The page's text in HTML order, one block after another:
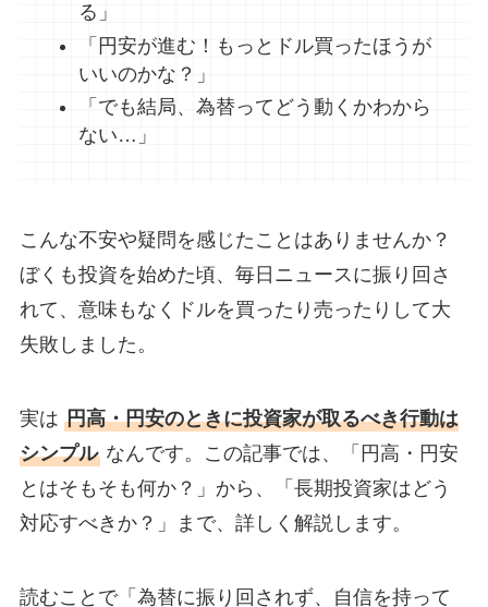
る」
「円安が進む！もっとドル買ったほうが
いいのかな？」
「でも結局、為替ってどう動くかわから
ない…」
こんな不安や疑問を感じたことはありませんか？
ぼくも投資を始めた頃、毎日ニュースに振り回さ
れて、意味もなくドルを買ったり売ったりして大
失敗しました。
実は 円高・円安のときに投資家が取るべき行動は
シンプルなんです。この記事では、「円高・円安
とはそもそも何か？」から、「長期投資家はどう
対応すべきか？」まで、詳しく解説します。
読むことで「為替に振り回されず、自信を持って